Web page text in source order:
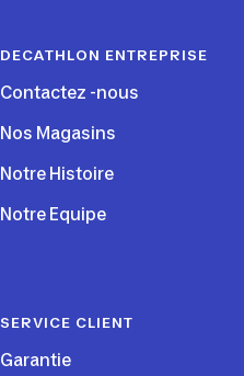
DECATHLON ENTREPRISE
Contactez -nous
Nos Magasins
Notre Histoire
Notre Equipe
SERVICE CLIENT
Garantie